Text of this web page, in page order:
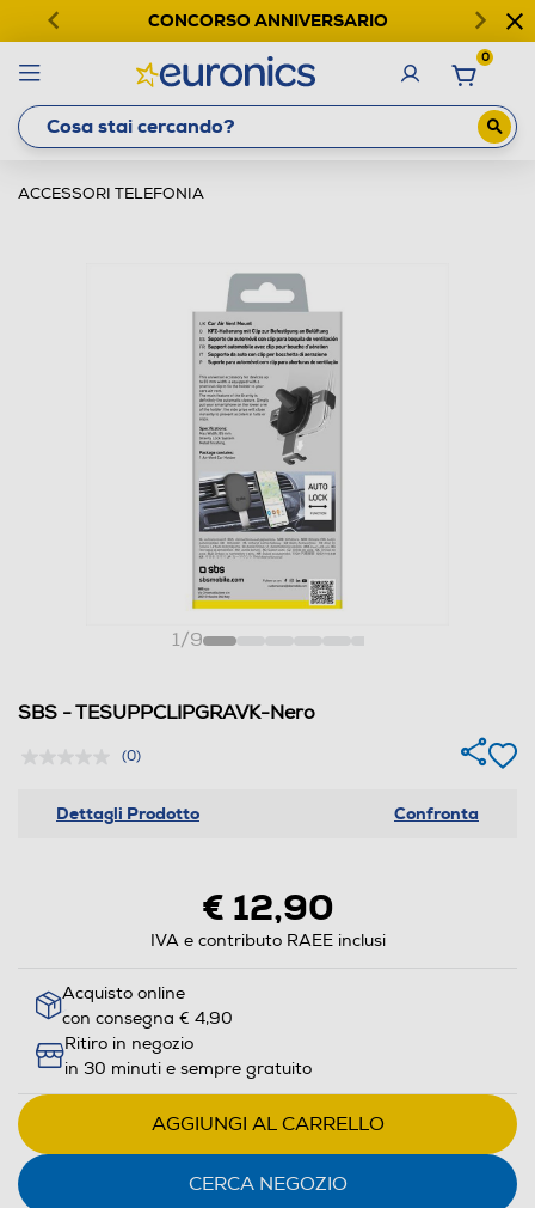
CONCORSO ANNIVERSARIO
0
ACCESSORI TELEFONIA
1/9
SBS - TESUPPCLIPGRAVK-Nero
(0)
Dettagli Prodotto Confronta
€ 12,90
IVA e contributo RAEE inclusi
Acquisto online
con consegna € 4,90
Ritiro in negozio
in 30 minuti e sempre gratuito
AGGIUNGI AL CARRELLO
CERCA NEGOZIO